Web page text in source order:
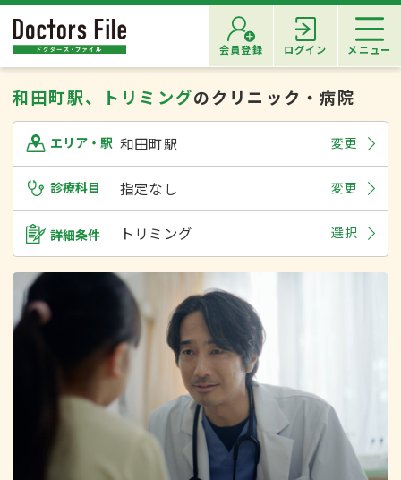
会員登録 ログイン メニュー
和田町駅、トリミングのクリニック・病院
エリア・駅 和田町駅 変更
診療科目 指定なし 変更
詳細条件 トリミング 選択